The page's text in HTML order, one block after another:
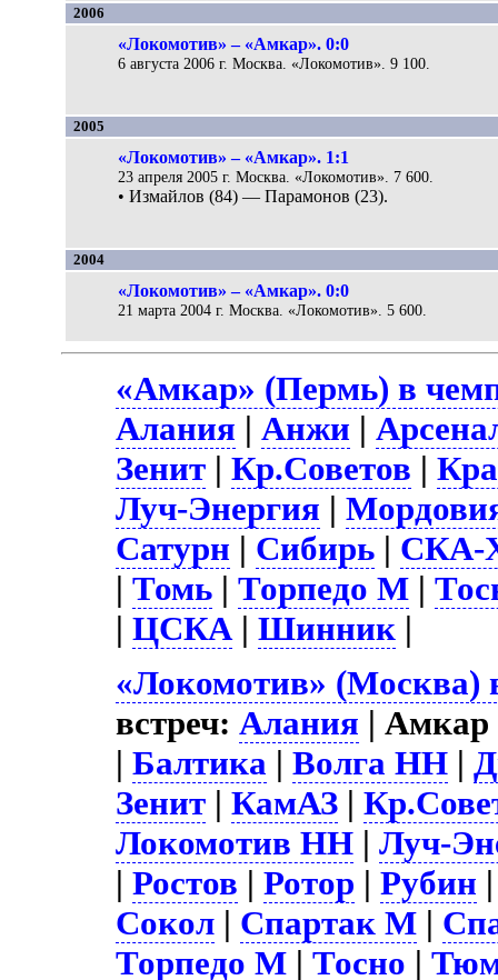
2006
«Локомотив» – «Амкар». 0:0
6 августа 2006 г. Москва. «Локомотив». 9 100.
2005
«Локомотив» – «Амкар». 1:1
23 апреля 2005 г. Москва. «Локомотив». 7 600.
• Измайлов (84) — Парамонов (23).
2004
«Локомотив» – «Амкар». 0:0
21 марта 2004 г. Москва. «Локомотив». 5 600.
«Амкар» (Пермь) в
Алания |Анжи |
Зенит |Кр.Советов |
Луч-Энергия |
Сатурн | Сибирь | СКА-
|Томь |Торпедо М |
|ЦСКА |Шинник |
«Локомотив» (Москва)
встреч:Алания |
|Балтика |Волга НН |
Зенит |КамАЗ |
Локомотив НН |Луч-
|Ростов |Ротор |Рубин
Сокол | Спартак М |
Торпедо М |Тосно |